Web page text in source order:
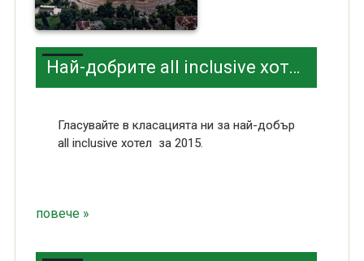
Най-добрите all inclusive хотели 3 звезди в София
Гласувайте в класацията ни за най-добър
all inclusive хотел за 2015.
повече »